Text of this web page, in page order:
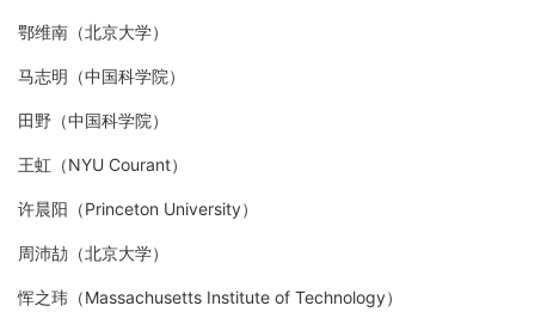
鄂维南（北京大学）
马志明（中国科学院）
田野（中国科学院）
王虹（NYU Courant）
许晨阳（Princeton University）
周沛劼（北京大学）
恽之玮（Massachusetts Institute of Technology）